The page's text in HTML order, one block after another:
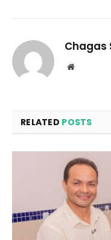
Chagas
Website
RELATED POSTS